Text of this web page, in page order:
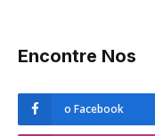
Encontre Nos
o Facebook